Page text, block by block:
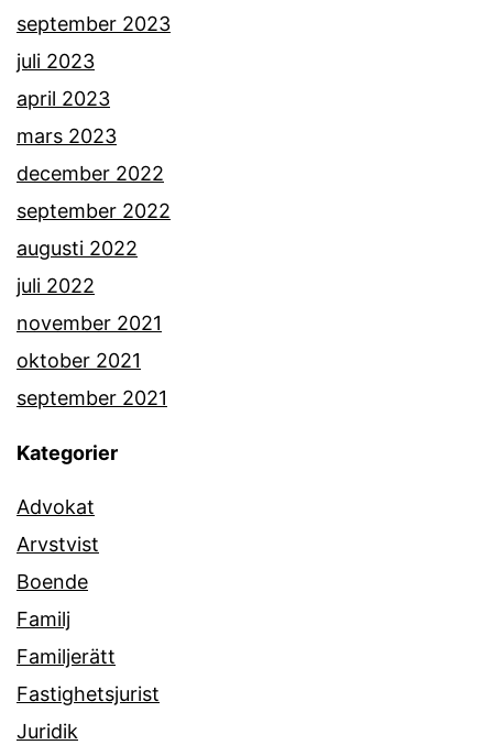
september 2023
juli 2023
april 2023
mars 2023
december 2022
september 2022
augusti 2022
juli 2022
november 2021
oktober 2021
september 2021
Kategorier
Advokat
Arvstvist
Boende
Familj
Familjerätt
Fastighetsjurist
Juridik